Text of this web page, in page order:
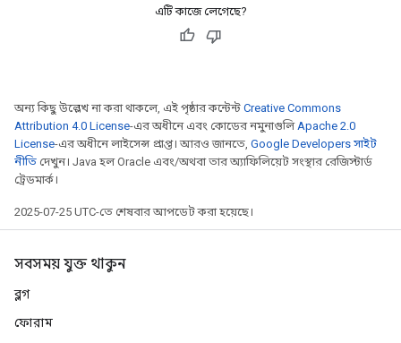
এটি কাজে লেগেছে?
অন্য কিছু উল্লেখ না করা থাকলে, এই পৃষ্ঠার কন্টেন্ট Creative Commons
Attribution 4.0 License-এর অধীনে এবং কোডের নমুনাগুলি Apache 2.0
License-এর অধীনে লাইসেন্স প্রাপ্ত। আরও জানতে, Google Developers সাইট
নীতি দেখুন। Java হল Oracle এবং/অথবা তার অ্যাফিলিয়েট সংস্থার রেজিস্টার্ড
ট্রেডমার্ক।
2025-07-25 UTC-তে শেষবার আপডেট করা হয়েছে।
সবসময় যুক্ত থাকুন
ব্লগ
ফোরাম